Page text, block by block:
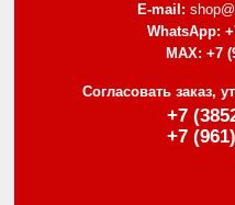
E-mail:
WhatsApp:
MAX: +7
Согласовать заказ,
+7
+7